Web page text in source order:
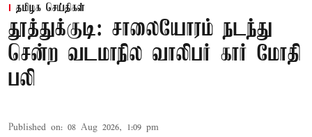
தமிழக செய்திகள்
தூத்துக்குடி: சாலையோரம் நடந்து
சென்ற வடமாநில வாலிபர் கார் மோதி
பலி
Published on: 08 Aug 2026, 1:09 pm